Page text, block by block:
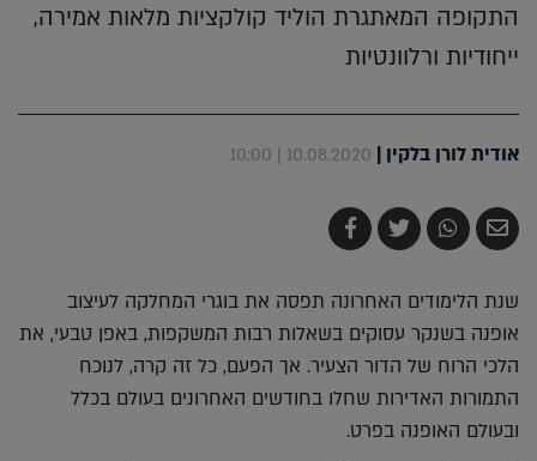
התקופה המאתגרת הוליד קולקציות מלאות אמירה,
ייחודיות ורלוונטיות
אודית לורן בלקין |
10.08.2020 | 10:00
שלח
בדואר
שתף
ב-
צייץ
ב-
שתף
ב-
שנת הלימודים האחרונה תפסה את בוגרי המחלקה לעיצוב
אופנה בשנקר עסוקים בשאלות רבות המשקפות, באפן טבעי, את
הלכי הרוח של הדור הצעיר. אך הפעם, כל זה קרה, לנוכח
התמורות האדירות שחלו בחודשים האחרונים בעולם בכלל
ובעולם האופנה בפרט.